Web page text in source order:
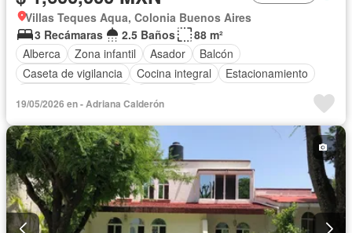
Villas Teques Aqua, Colonia Buenos Aires
3 Recámaras
2.5 Baños
88 m²
Alberca
Zona infantil Asador
Balcón
Caseta de vigilancia
Cocina integral
Estacionamiento
19/05/2026 en - Adriana Calderón